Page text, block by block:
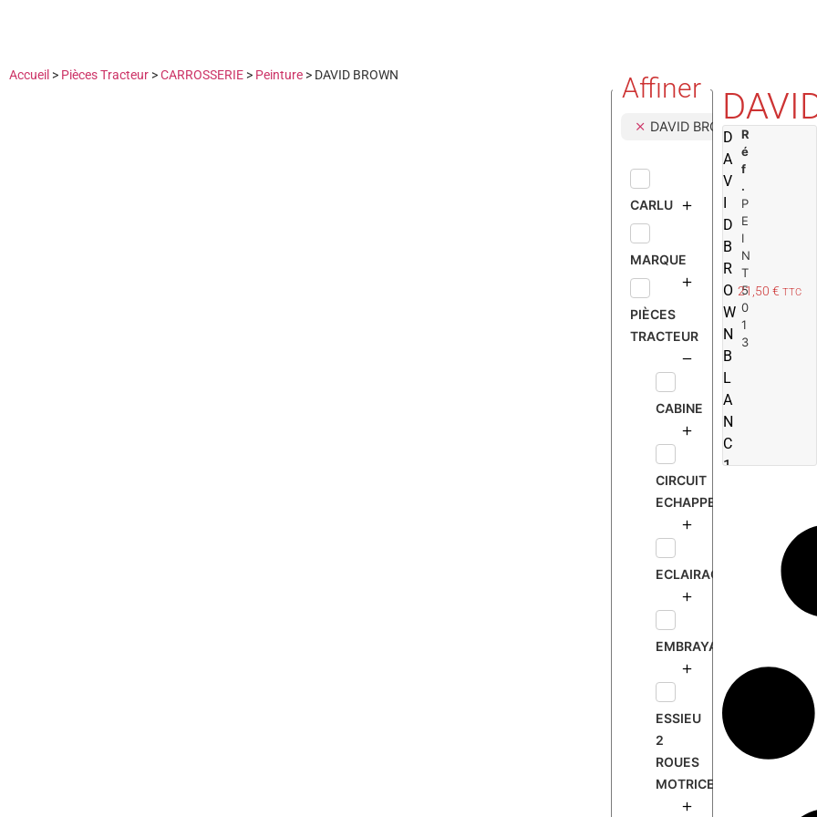
Accueil > Pièces Tracteur >CARROSSERIE > Peinture > DAVID BROWN Affiner
DAVID BROWN
CARLU
MARQUE
PIÈCES
TRACTEUR
CABINE
CIRCUIT
ECHAPPEMENT
ECLAIRAGE
EMBRAYAGE
ESSIEU
2
ROUES
MOTRICES
D
A
V
I
D
B
R
O
W
N
B
L
A
N
C
1
R
é
f
.
P
E
I
N
T
5
0
1
3
21,50 € TTC